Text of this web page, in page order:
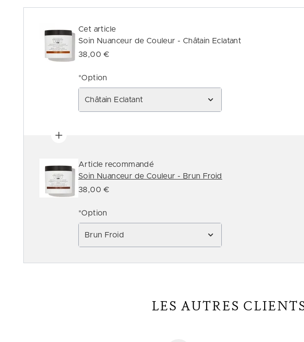
Cet article
Soin Nuanceur de Couleur - Châtain Eclatant
38,00 €
*Option
Châtain Eclatant
Article recommandé
Soin Nuanceur de Couleur - Brun Froid
38,00 €
*Option
Brun Froid
LES AUTRES